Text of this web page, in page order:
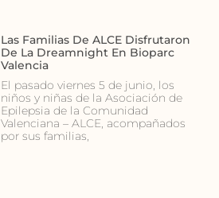
Las Familias De ALCE Disfrutaron
De La Dreamnight En Bioparc
Valencia
El pasado viernes 5 de junio, los
niños y niñas de la Asociación de
Epilepsia de la Comunidad
Valenciana – ALCE, acompañados
por sus familias,